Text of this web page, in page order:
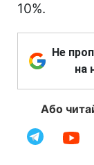
10%.
Не
на
Або